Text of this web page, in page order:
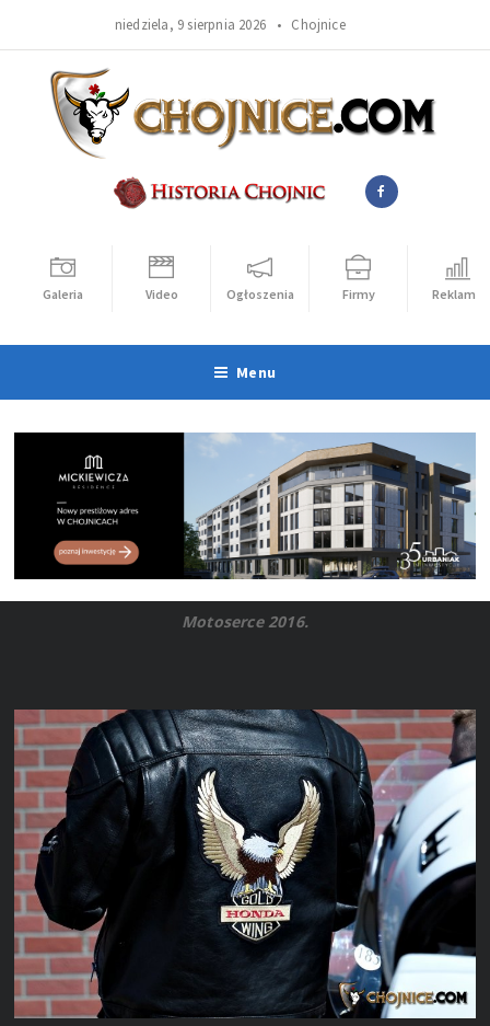
niedziela, 9 sierpnia 2026 • Chojnice
Galeria Video Ogłoszenia Firmy Reklama
Menu
Motoserce 2016.